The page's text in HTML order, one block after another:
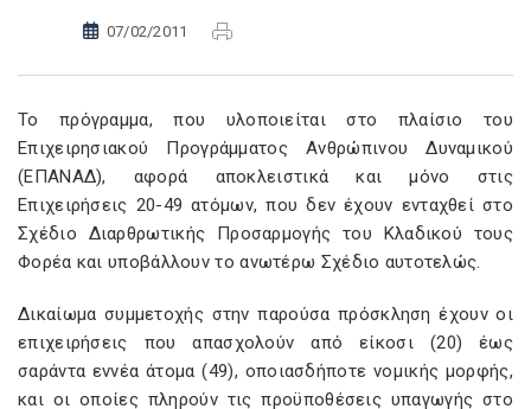
07/02/2011
Το πρόγραμμα, που υλοποιείται στο πλαίσιο του
Επιχειρησιακού Προγράμματος Ανθρώπινου Δυναμικού
(ΕΠΑΝΑΔ), αφορά αποκλειστικά και μόνο στις
Επιχειρήσεις 20-49 ατόμων, που δεν έχουν ενταχθεί στο
Σχέδιο Διαρθρωτικής Προσαρμογής του Κλαδικού τους
Φορέα και υποβάλλουν το ανωτέρω Σχέδιο αυτοτελώς.
Δικαίωμα συμμετοχής στην παρούσα πρόσκληση έχουν οι
επιχειρήσεις που απασχολούν από είκοσι (20) έως
σαράντα εννέα άτομα (49), οποιασδήποτε νομικής μορφής,
και οι οποίες πληρούν τις προϋποθέσεις υπαγωγής στο